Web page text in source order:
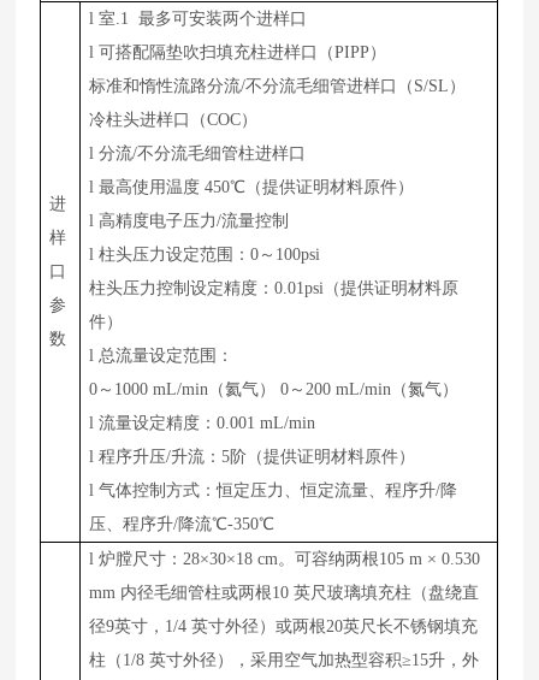
进
样
口
参
数
l室.1 最多可安装两个进样口
l可搭配隔垫吹扫填充柱进样口（PIPP）
标准和惰性流路分流/不分流毛细管进样口（S/SL）
冷柱头进样口（COC）
l分流/不分流毛细管柱进样口
l最高使用温度 450℃（提供证明材料原件）
l 高精度电子压力/流量控制
l柱头压力设定范围：0～100psi
柱头压力控制设定精度：0.01psi（提供证明材料原
件）
l总流量设定范围：
0～1000 mL/min（氦气） 0～200 mL/min（氮气）
l流量设定精度：0.001 mL/min
l程序升压/升流：5阶（提供证明材料原件）
l气体控制方式：恒定压力、恒定流量、程序升/降
压、程序升/降流℃-350℃
l炉膛尺寸：28×30×18 cm。可容纳两根105 m × 0.530
mm 内径毛细管柱或两根10 英尺玻璃填充柱（盘绕直
径9英寸，1/4 英寸外径）或两根20英尺长不锈钢填充
柱（1/8 英寸外径），采用空气加热型容积≥15升，外